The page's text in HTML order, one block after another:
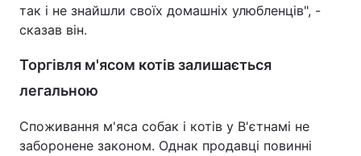
так і не знайшли своїх домашніх улюбленців", -
сказав він.
Торгівля м'ясом котів залишається
легальною
Споживання м'яса собак і котів у В'єтнамі не
заборонене законом. Однак продавці повинні